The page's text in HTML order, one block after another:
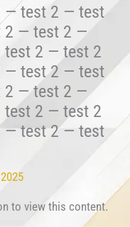
— test 2 — test
2 — test 2 —
2 — test 2
— test 2 — test
2 — test 2 —
2 — test 2
— test 2 — test
to view this content.